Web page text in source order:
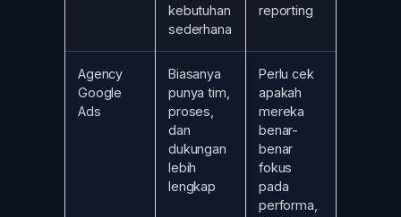
kebutuhan
sederhana
reporting
Agency
Google
Ads
Biasanya
punya tim,
proses,
dan
dukungan
lebih
lengkap
Perlu cek
apakah
mereka
benar-
benar
fokus
pada
performa,